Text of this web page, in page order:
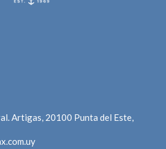
Artigas, 20100 Punta del Este,